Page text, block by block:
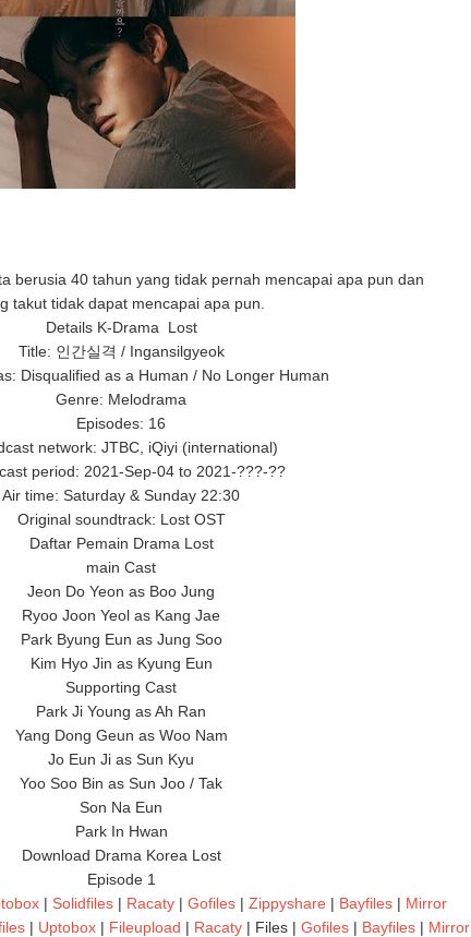
berusia 40 tahun yang tidak pernah mencapai apa pun dan
takut tidak dapat mencapai apa pun.
Details K-Drama Lost
Title: 인간실격 / Ingansilgyeok
Disqualified as a Human / No Longer Human
Genre: Melodrama
Episodes: 16
network: JTBC, iQiyi (international)
period: 2021-Sep-04 to 2021-???-??
Air time: Saturday & Sunday 22:30
Original soundtrack: Lost OST
Daftar Pemain Drama Lost
main Cast
Jeon Do Yeon as Boo Jung
Ryoo Joon Yeol as Kang Jae
Park Byung Eun as Jung Soo
Kim Hyo Jin as Kyung Eun
Supporting Cast
Park Ji Young as Ah Ran
Yang Dong Geun as Woo Nam
Jo Eun Ji as Sun Kyu
Yoo Soo Bin as Sun Joo / Tak
Son Na Eun
Park In Hwan
Download Drama Korea Lost
Episode 1
| Solidfiles| Racaty| Gofiles| Zippyshare| Bayfiles| Mirror
| Uptobox| Fileupload | Racaty| Files | Gofiles| Bayfiles| Mirror